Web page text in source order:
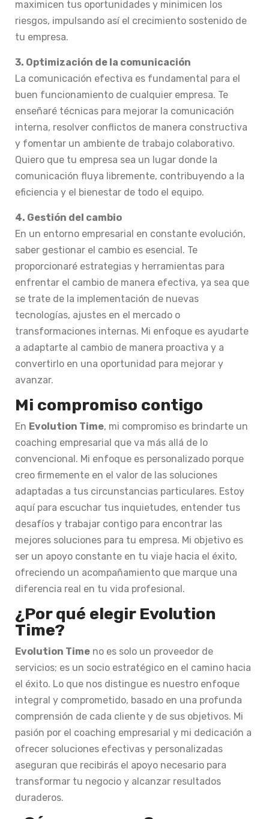
maximicen tus oportunidades y minimicen los
riesgos, impulsando así el crecimiento sostenido de
tu empresa.
3. Optimización de la comunicación
La comunicación efectiva es fundamental para el
buen funcionamiento de cualquier empresa. Te
enseñaré técnicas para mejorar la comunicación
interna, resolver conflictos de manera constructiva
y fomentar un ambiente de trabajo colaborativo.
Quiero que tu empresa sea un lugar donde la
comunicación fluya libremente, contribuyendo a la
eficiencia y el bienestar de todo el equipo.
4. Gestión del cambio
En un entorno empresarial en constante evolución,
saber gestionar el cambio es esencial. Te
proporcionaré estrategias y herramientas para
enfrentar el cambio de manera efectiva, ya sea que
se trate de la implementación de nuevas
tecnologías, ajustes en el mercado o
transformaciones internas. Mi enfoque es ayudarte
a adaptarte al cambio de manera proactiva y a
convertirlo en una oportunidad para mejorar y
avanzar.
Mi compromiso contigo
En Evolution Time, mi compromiso es brindarte un
coaching empresarial que va más allá de lo
convencional. Mi enfoque es personalizado porque
creo firmemente en el valor de las soluciones
adaptadas a tus circunstancias particulares. Estoy
aquí para escuchar tus inquietudes, entender tus
desafíos y trabajar contigo para encontrar las
mejores soluciones para tu empresa. Mi objetivo es
ser un apoyo constante en tu viaje hacia el éxito,
ofreciendo un acompañamiento que marque una
diferencia real en tu vida profesional.
¿Por qué elegir Evolution
Time?
Evolution Time no es solo un proveedor de
servicios; es un socio estratégico en el camino hacia
el éxito. Lo que nos distingue es nuestro enfoque
integral y comprometido, basado en una profunda
comprensión de cada cliente y de sus objetivos. Mi
pasión por el coaching empresarial y mi dedicación a
ofrecer soluciones efectivas y personalizadas
aseguran que recibirás el apoyo necesario para
transformar tu negocio y alcanzar resultados
duraderos.